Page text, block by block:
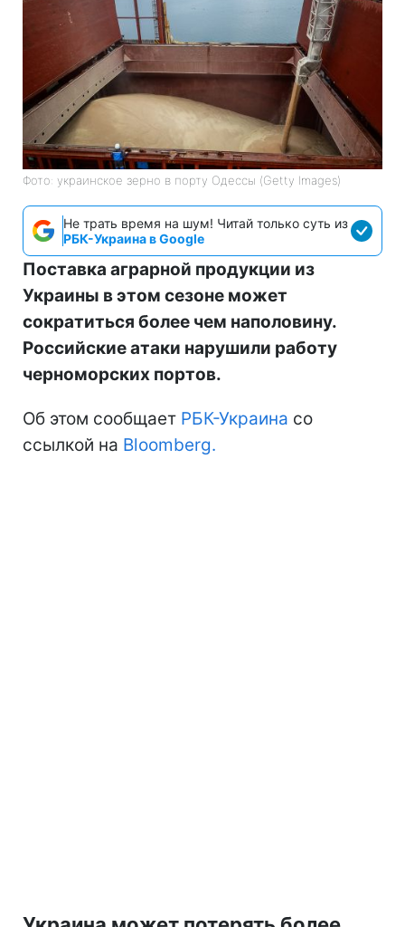
Фото: украинское зерно в порту Одессы (Getty Images)
Не трать время на шум! Читай только суть из
РБК-Украина в Google
Поставка аграрной продукции из
Украины в этом сезоне может
сократиться более чем наполовину.
Российские атаки нарушили работу
черноморских портов.
Об этом сообщает РБК-Украина со
ссылкой на Bloomberg.